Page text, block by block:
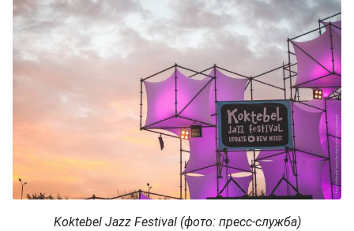
Koktebel Jazz Festival (фото: пресс-служба)